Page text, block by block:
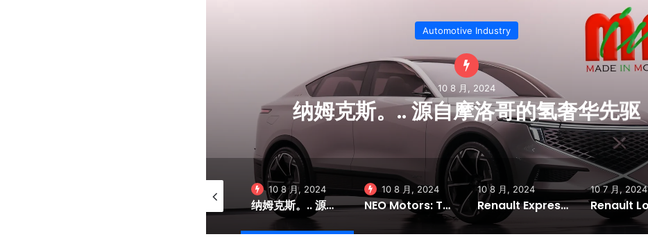
Automotive Industry
10 8 月, 2024
纳姆克斯。.. 源自摩洛哥的氢奢华先驱
Renault Kangoo: Advancement and Quality within the Moroccan Car Industry
10 8 月, 2024
纳姆克斯。.. 源自摩洛哥的氢奢华先驱
10 8 月, 2024
NEO Motors: The Emergence of a Moroccan Automotive Innovator
10 8 月, 2024
Renault Express: A Practical, Moroccan-Made Solution for Modern Businesses
10 7 月, 2024